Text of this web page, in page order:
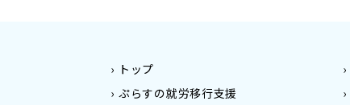
トップ
ぷらすの就労移行支援